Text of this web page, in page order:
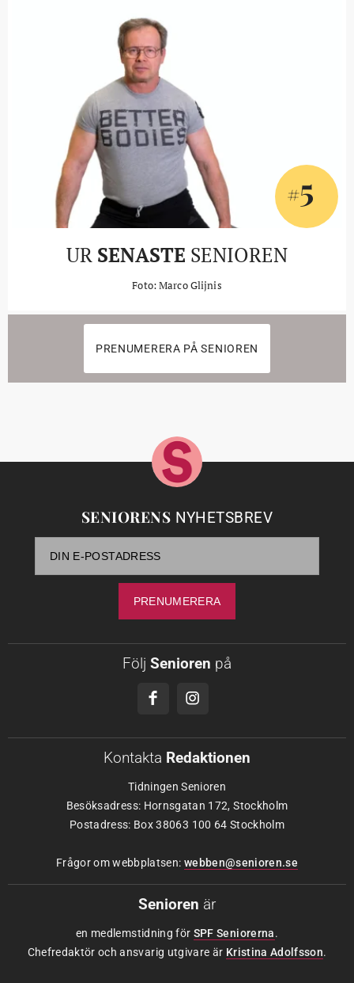
#5
UR SENASTE SENIOREN
Foto: Marco Glijnis
PRENUMERERA PÅ SENIOREN
SENIORENS NYHETSBREV
Följ Senioren på
Kontakta Redaktionen
Tidningen Senioren
Besöksadress: Hornsgatan 172, Stockholm
Postadress: Box 38063 100 64 Stockholm
Frågor om webbplatsen: webben@senioren.se
Senioren är
en medlemstidning för SPF Seniorerna.
Chefredaktör och ansvarig utgivare är Kristina Adolfsson.